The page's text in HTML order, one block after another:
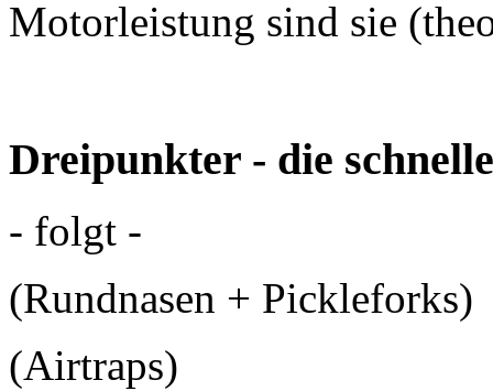
Motorleistung sind sie
Dreipunkter - die
- folgt -
(Rundnasen + Pickleforks)
(Airtraps)